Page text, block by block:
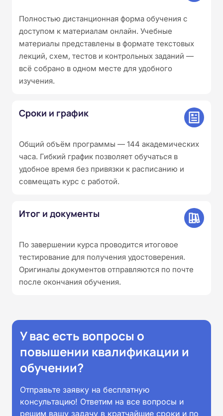
Полностью дистанционная форма обучения с
доступом к материалам онлайн. Учебные
материалы представлены в формате текстовых
лекций, схем, тестов и контрольных заданий —
всё собрано в одном месте для удобного
изучения.
Сроки и график
Общий объём программы — 144 академических
часа. Гибкий график позволяет обучаться в
удобное время без привязки к расписанию и
совмещать курс с работой.
Итог и документы
По завершении курса проводится итоговое
тестирование для получения удостоверения.
Оригиналы документов отправляются по почте
после окончания обучения.
У вас есть вопросы о
повышении квалификации и
обучении?
Отправьте заявку на бесплатную
консультацию! Ответим на все вопросы и
решим вашу задачу в кратчайшие сроки и по